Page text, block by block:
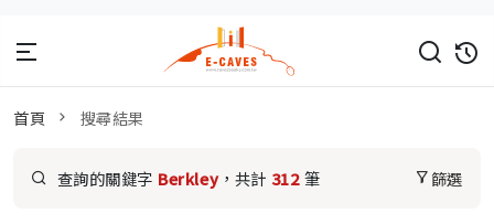
首頁 搜尋結果
查詢的關鍵字 Berkley，共計 312 筆 篩選